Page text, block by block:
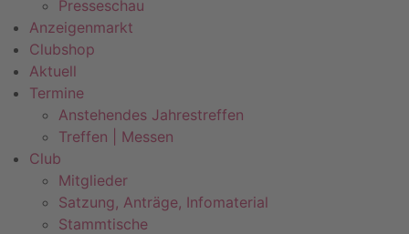
Presseschau
Anzeigenmarkt
Clubshop
Aktuell
Termine
Anstehendes Jahrestreffen
Treffen | Messen
Club
Mitglieder
Satzung, Anträge, Infomaterial
Stammtische